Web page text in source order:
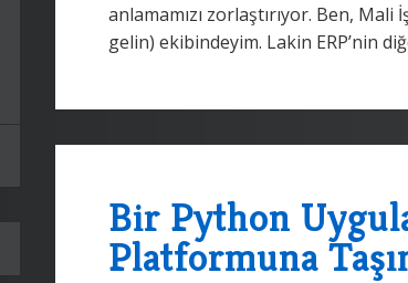
anlamamızı zorlaştırıyor. Ben,
gelin) ekibindeyim. Lakin ERP’nin
Bir Python
Platformuna